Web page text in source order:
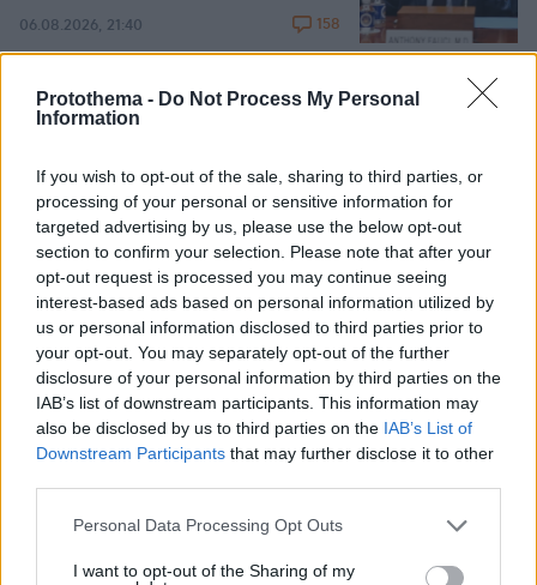
Protothema - Do Not Process My Personal
Information
If you wish to opt-out of the sale, sharing to third parties, or
processing of your personal or sensitive information for
targeted advertising by us, please use the below opt-out
section to confirm your selection. Please note that after your
opt-out request is processed you may continue seeing
interest-based ads based on personal information utilized by
us or personal information disclosed to third parties prior to
your opt-out. You may separately opt-out of the further
disclosure of your personal information by third parties on the
IAB’s list of downstream participants. This information may
also be disclosed by us to third parties on the IAB’s List of
Downstream Participants that may further disclose it to other
Please note that this website/app uses one or more Google
not limited to your visit or usage behaviour. You may click to
Personal Data Processing Opt Outs
I want to opt-out of the Sharing of my
06.08.2026, 21:40 158
Αριστοτέλης Δαμίγος: Σε κλίμα
οδύνης έγινε η αποτέφρωση του
σύγκρουση ελικοπτέρων στην Ψάθα,
φωτογραφίες
06.08.2026, 20:03 128
Πέθανε το άσπρο κουτάβι που
συμβίωνε με αγέλη λύκων στην
Κεντρική Μακεδονία: Καλό ταξίδι
μικρέ, δείτε βίντεο
Γιώργος Παράσχος: Χαμογελαστός,
δίνει τη μάχη του με τον καρκίνο,
μπήκε στο νοσοκομείο για νέα